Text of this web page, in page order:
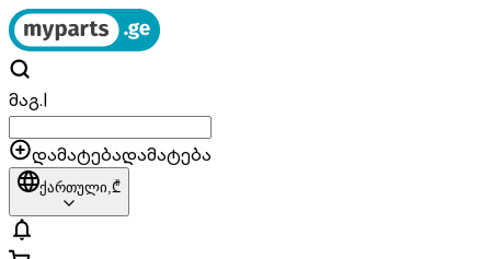
მაგ.|
დამატებადამატება
ქართული,₾